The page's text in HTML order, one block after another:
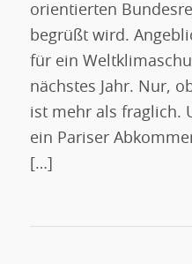
orientierten
begrüßt wird.
für ein
nächstes Jahr. Nur,
ist mehr als fraglich.
ein Pariser
[…]